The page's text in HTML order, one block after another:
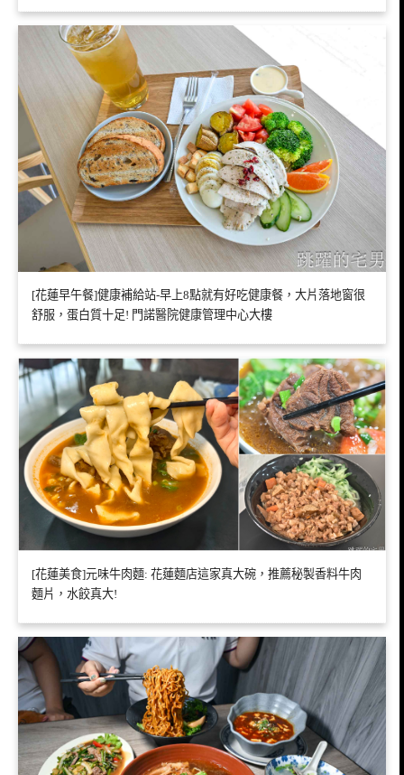
[花蓮早午餐]健康補給站-早上8點就有好吃健康餐，大片落地窗很
舒服，蛋白質十足! 門諾醫院健康管理中心大樓
[花蓮美食]元味牛肉麵: 花蓮麵店這家真大碗，推薦秘製香料牛肉
麵片，水餃真大!